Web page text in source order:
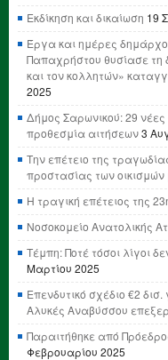
Εκδίκηση και δικαίωση 19
Έργα και ημέρες
Παπαχρήστου θυσίασε
και τον κολλητών»
2025
Δήμος Σαρωνικού: 29 νέες
προθεσμία αιτήσεων3
Την επέτειο της
προστασίας των
Η τραγική επέτειος της
Νοσοκομείο Ανατολικής
Τέμπη: Ποτέ τόσοι λίγοι
Μαρτίου 2025
Επενδυτικό σχέδιο €2 δισ.
Αλυκές Αναβύσσου
Παραιτήθηκε από
Φεβρουαρίου 2025